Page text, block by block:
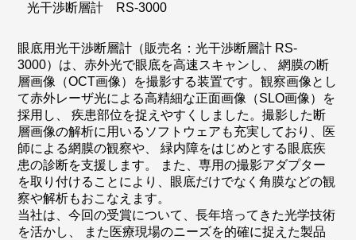
光干渉断層計 RS-3000
眼底用光干渉断層計（販売名：光干渉断層計 RS-
3000）は、赤外光で眼底を高速スキャンし、 網膜の断
層画像（OCT画像）を撮影する装置です。観察画像とし
て赤外レーザ光による高精細な正面画像（SLO画像）を
採用し、 疾患部位を捉えやすくしました。撮影した断
層画像の解析に用いるソフトウェアも充実しており、医
師による網膜の観察や、 緑内障をはじめとする眼底疾
患の診断を支援します。 また、専用の撮影アダプター
を取り付けることにより、眼底だけでなく角膜などの観
察や解析もおこなえます。
当社は、今回の受賞について、長年培ってきた光学技術
を活かし、 また医療現場のニーズを的確に捉えた製品